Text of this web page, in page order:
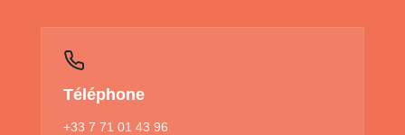
Téléphone
+33 7 71 01 43 96